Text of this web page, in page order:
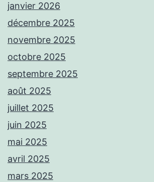
janvier 2026
décembre 2025
novembre 2025
octobre 2025
septembre 2025
août 2025
juillet 2025
juin 2025
mai 2025
avril 2025
mars 2025